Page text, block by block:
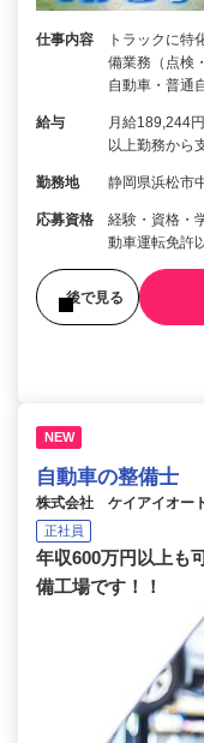
仕事内容
トラックに特
備業務（点検
自動車・普通
給与
月給189,244
以上勤務から
勤務地 静岡県浜松市
応募資格
経験・資格
動車運転免許
後で見る
NEW
自動車の整備士
株式会社 ケイアイオー
正社員
年収600万円以上も
備工場です！！